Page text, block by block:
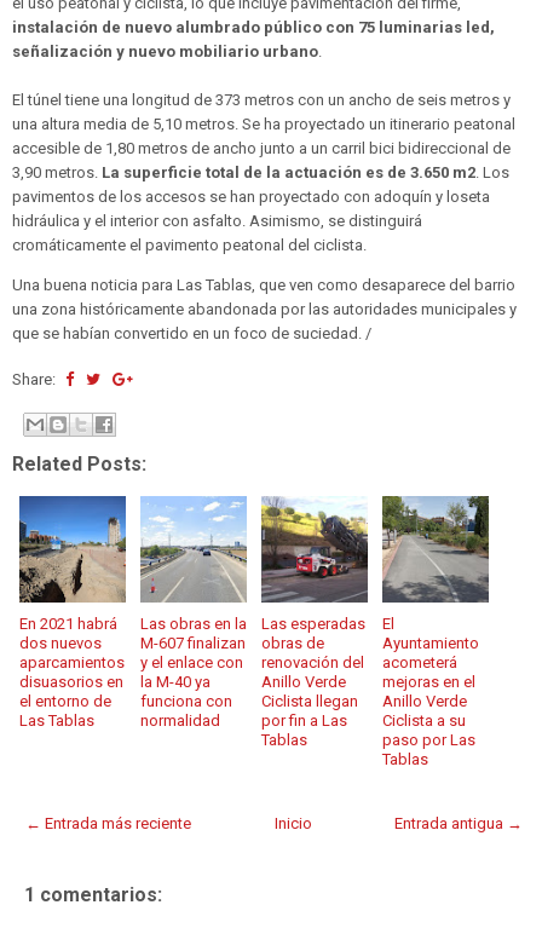
instalación de nuevo alumbrado público con 75 luminarias led,
señalización y nuevo mobiliario urbano.
El túnel tiene una longitud de 373 metros con un ancho de seis metros y
una altura media de 5,10 metros. Se ha proyectado un itinerario peatonal
accesible de 1,80 metros de ancho junto a un carril bici bidireccional de
3,90 metros. La superficie total de la actuación es de 3.650 m2. Los
pavimentos de los accesos se han proyectado con adoquín y loseta
hidráulica y el interior con asfalto. Asimismo, se distinguirá
cromáticamente el pavimento peatonal del ciclista.
Una buena noticia para Las Tablas, que ven como desaparece del barrio
una zona históricamente abandonada por las autoridades municipales y
que se habían convertido en un foco de suciedad. /
Share:
Related Posts:
En 2021 habrá
dos nuevos
aparcamientos
disuasorios en
el entorno de
Las Tablas
Las obras en la
M-607 finalizan
y el enlace con
la M-40 ya
funciona con
normalidad
Las esperadas
obras de
renovación del
Anillo Verde
Ciclista llegan
por fin a Las
Tablas
El
Ayuntamiento
acometerá
mejoras en el
Anillo Verde
Ciclista a su
paso por Las
Tablas
← Entrada más reciente Entrada antigua →
Inicio
1 comentarios: